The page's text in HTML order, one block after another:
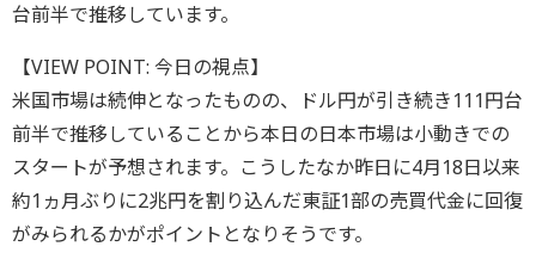
台前半で推移しています。
【VIEW POINT: 今日の視点】
米国市場は続伸となったものの、ドル円が引き続き111円台
前半で推移していることから本日の日本市場は小動きでの
スタートが予想されます。こうしたなか昨日に4月18日以来
約1ヵ月ぶりに2兆円を割り込んだ東証1部の売買代金に回復
がみられるかがポイントとなりそうです。